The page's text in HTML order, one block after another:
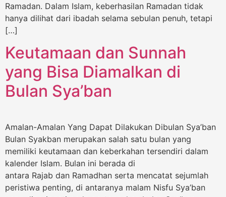
Ramadan. Dalam Islam, keberhasilan Ramadan tidak
hanya dilihat dari ibadah selama sebulan penuh, tetapi
[…]
Keutamaan dan Sunnah
yang Bisa Diamalkan di
Bulan Sya’ban
Amalan-Amalan Yang Dapat Dilakukan Dibulan Sya’ban
Bulan Syakban merupakan salah satu bulan yang
memiliki keutamaan dan keberkahan tersendiri dalam
kalender Islam. Bulan ini berada di
antara Rajab dan Ramadhan serta mencatat sejumlah
peristiwa penting, di antaranya malam Nisfu Sya’ban